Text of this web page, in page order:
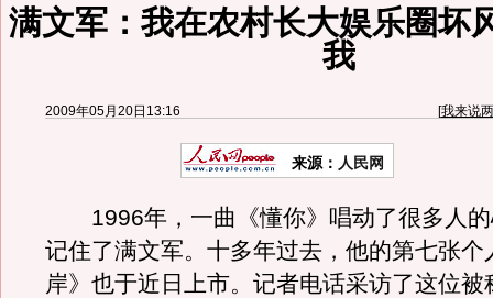
满文军：我在农村长大娱乐圈坏
我
2009年05月20日13:16 [我来说
来源： 人民网
1996年，一曲《懂你》唱动了很多人的
记住了满文军。十多年过去，他的第七张个
岸》也于近日上市。记者电话采访了这位被